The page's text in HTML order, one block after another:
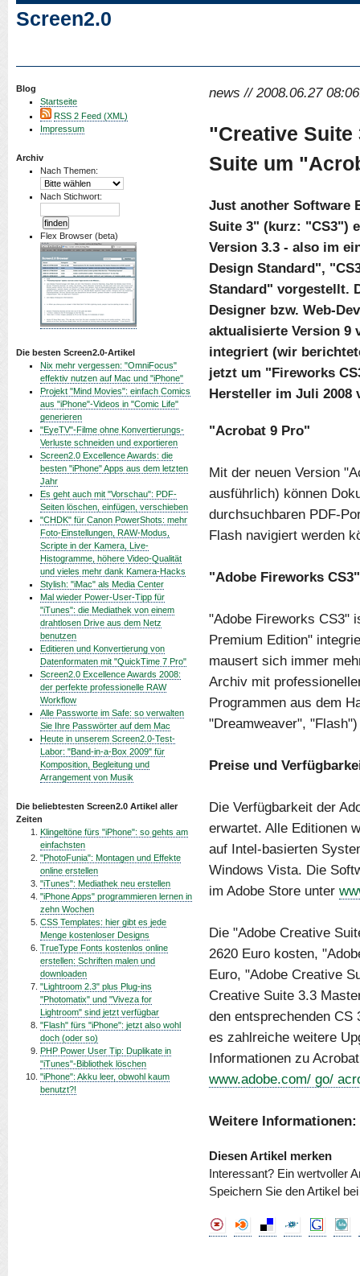
Screen2.0
Blog
Startseite
RSS 2 Feed (XML)
Impressum
Archiv
Nach Themen:
Nach Stichwort:
Flex Browser (beta)
Die besten Screen2.0-Artikel
Nix mehr vergessen: "OmniFocus"
effektiv nutzen auf Mac und "iPhone"
Projekt "Mind Movies": einfach Comics
aus "iPhone"-Videos in "Comic Life"
generieren
"EyeTV"-Filme ohne Konvertierungs-
Verluste schneiden und exportieren
Screen2.0 Excellence Awards: die
besten "iPhone" Apps aus dem letzten
Jahr
Es geht auch mit "Vorschau": PDF-
Seiten löschen, einfügen, verschieben
"CHDK" für Canon PowerShots: mehr
Foto-Einstellungen, RAW-Modus,
Scripte in der Kamera, Live-
Histogramme, höhere Video-Qualität
und vieles mehr dank Kamera-Hacks
Stylish: "iMac" als Media Center
Mal wieder Power-User-Tipp für
"iTunes": die Mediathek von einem
drahtlosen Drive aus dem Netz
benutzen
Editieren und Konvertierung von
Datenformaten mit "QuickTime 7 Pro"
Screen2.0 Excellence Awards 2008:
der perfekte professionelle RAW
Workflow
Alle Passworte im Safe: so verwalten
Sie Ihre Passwörter auf dem Mac
Heute in unserem Screen2.0-Test-
Labor: "Band-in-a-Box 2009" für
Komposition, Begleitung und
Arrangement von Musik
Die beliebtesten Screen2.0 Artikel aller
Zeiten
Klingeltöne fürs "iPhone": so gehts am
einfachsten
"PhotoFunia": Montagen und Effekte
online erstellen
"iTunes": Mediathek neu erstellen
"iPhone Apps" programmieren lernen in
zehn Wochen
CSS Templates: hier gibt es jede
Menge kostenloser Designs
TrueType Fonts kostenlos online
erstellen: Schriften malen und
downloaden
"Lightroom 2.3" plus Plug-ins
"Photomatix" und "Viveza for
Lightroom" sind jetzt verfügbar
"Flash" fürs "iPhone": jetzt also wohl
doch (oder so)
PHP Power User Tip: Duplikate in
"iTunes"-Bibliothek löschen
"iPhone": Akku leer, obwohl kaum
benutzt?!
news // 2008.06.27
"Creative Suite
Suite um
Just another Software
Suite 3" (kurz: "CS3")
Version 3.3 - also im
Design Standard",
Standard" vorgestellt.
Designer bzw. Web-
aktualisierte Version 9
integriert (wir
jetzt um "Fireworks
Hersteller im Juli 2008
"Acrobat 9 Pro"
Mit der neuen Version
ausführlich) können
durchsuchbaren PDF-
Flash navigiert werden
"Adobe Fireworks CS3"
"Adobe Fireworks CS3"
Premium Edition"
mausert sich immer
Archiv mit
Programmen aus dem
"Dreamweaver",
Preise und
Die Verfügbarkeit der
erwartet. Alle Editionen
auf Intel-basierten
Windows Vista. Die
im Adobe Store unter
Die "Adobe Creative
2620 Euro kosten,
Euro, "Adobe Creative
Creative Suite 3.3
den entsprechenden CS
es zahlreiche weitere
Informationen zu
www.adobe.com/ go/
Weitere Informationen:
Diesen Artikel merken
Interessant? Ein wertvoller
Speichern Sie den Artikel